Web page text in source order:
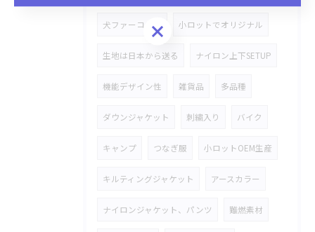
犬ファーコート 小ロットでオリジナル
生地は日本から送る ナイロン上下SETUP
機能デザイン性 雑貨品 多品種
ダウンジャケット 刺繍入り バイク
キャンプ つなぎ服 小ロットOEM生産
キルティングジャケット アースカラー
ナイロンジャケット、パンツ 難燃素材
お問い合わせはこちら